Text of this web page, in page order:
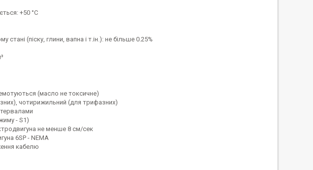
+50 °С
(піску, глини, вапна і т.ін.): не більше 0.25%
(масло не токсичне)
чотирижильний (для трифазних)
- S1)
не менше 8 см/сек
6SР - NEMA
кабелю